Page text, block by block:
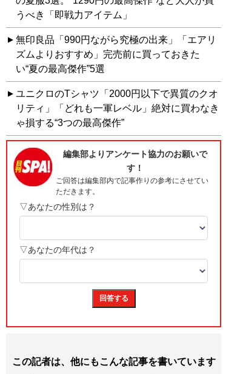
うべき「即戦力アイテム」
無印良品「990円ながら究極の出来」「エアリ
ズムよりおすすめ」完売前に買っておきた
い“夏の最高傑作”5選
ユニクロのTシャツ「2000円以下で異質のクオ
リティ」「どれも一軍レベル」絶対に買わなき
ゃ損する“3つの最高傑作”
この記者は、他にもこんな記事を書いています